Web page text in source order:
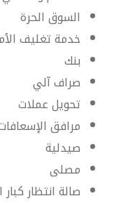
السوق الحرة
خدمة تغليف
بنك
صراف آلي
تحويل عملات
مرافق
صيدلية
مصلى
صالة انتظار